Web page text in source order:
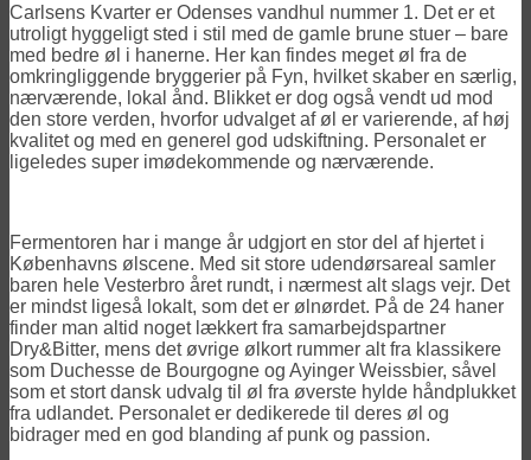
Carlsens Kvarter er Odenses vandhul nummer 1. Det er et
utroligt hyggeligt sted i stil med de gamle brune stuer – bare
med bedre øl i hanerne. Her kan findes meget øl fra de
omkringliggende bryggerier på Fyn, hvilket skaber en særlig,
nærværende, lokal ånd. Blikket er dog også vendt ud mod
den store verden, hvorfor udvalget af øl er varierende, af høj
kvalitet og med en generel god udskiftning. Personalet er
ligeledes super imødekommende og nærværende.
Fermentoren har i mange år udgjort en stor del af hjertet i
Københavns ølscene. Med sit store udendørsareal samler
baren hele Vesterbro året rundt, i nærmest alt slags vejr. Det
er mindst ligeså lokalt, som det er ølnørdet. På de 24 haner
finder man altid noget lækkert fra samarbejdspartner
Dry&Bitter, mens det øvrige ølkort rummer alt fra klassikere
som Duchesse de Bourgogne og Ayinger Weissbier, såvel
som et stort dansk udvalg til øl fra øverste hylde håndplukket
fra udlandet. Personalet er dedikerede til deres øl og
bidrager med en god blanding af punk og passion.